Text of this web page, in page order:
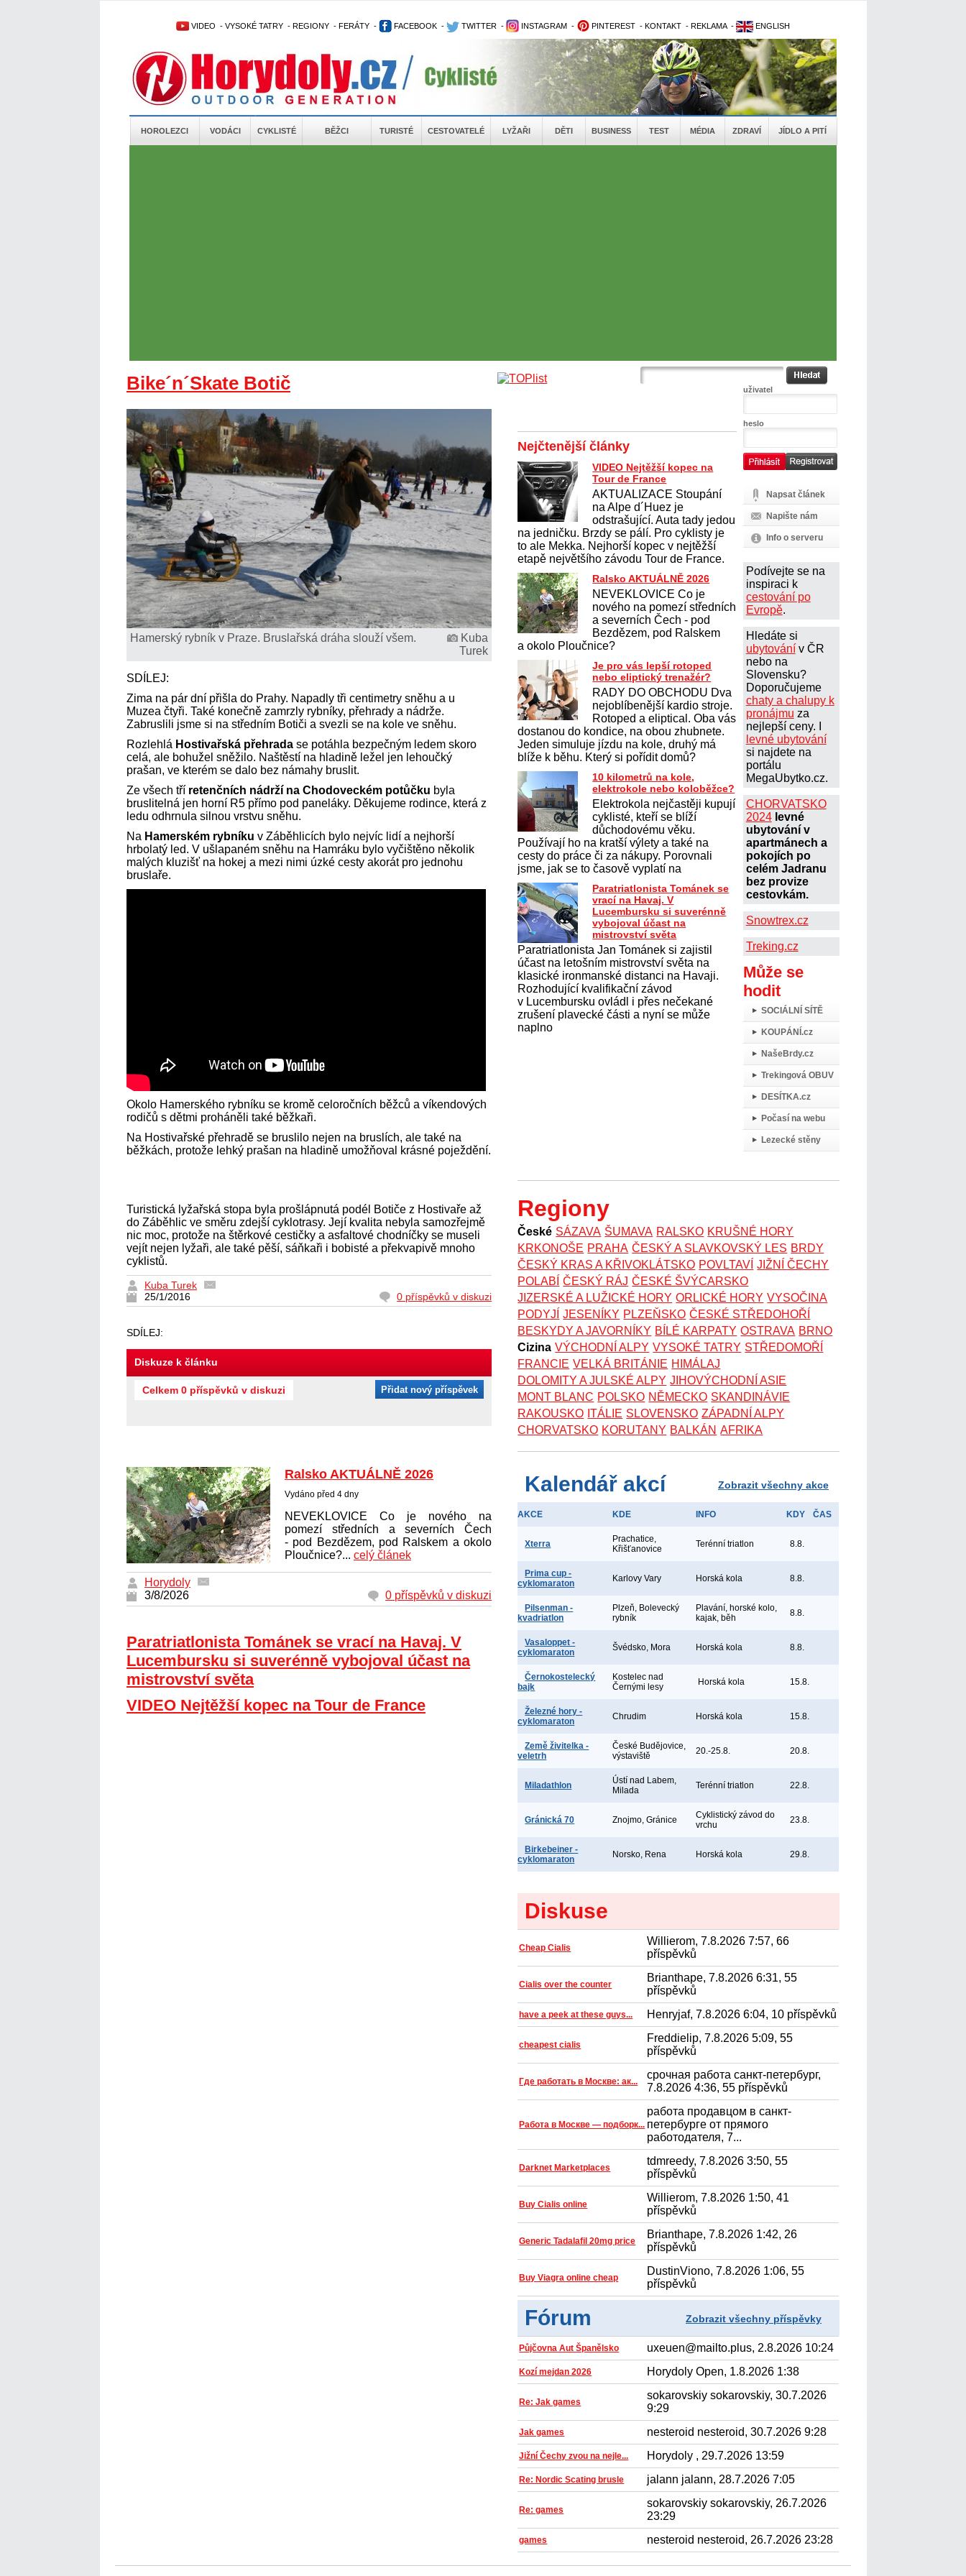
VIDEO - VYSOKÉ TATRY - REGIONY - FERÁTY - FACEBOOK - TWITTER - INSTAGRAM - PINTEREST - KONTAKT - REKLAMA - ENGLISH
HOROLEZCI VODÁCI CYKLISTÉ BĚŽCI TURISTÉ CESTOVATELÉ LYŽAŘI DĚTI BUSINESS TEST MÉDIA ZDRAVÍ JÍDLO A PITÍ
Bike´n´Skate Botič
Hamerský rybník v Praze. Bruslařská dráha slouží všem.
Kuba
Turek
SDÍLEJ:
Zima na pár dní přišla do Prahy. Napadly tři centimetry sněhu a u
Muzea čtyři. Také konečně zamrzly rybníky, přehrady a nádrže.
Zabruslili jsme si na středním Botiči a svezli se na kole ve sněhu.
Rozlehlá Hostivařská přehrada se potáhla bezpečným ledem skoro
celá, ale bohužel sněžilo. Naštěstí na hladině ležel jen lehoučký
prašan, ve kterém se dalo bez námahy bruslit.
Ze všech tří retenčních nádrží na Chodoveckém potůčku byla
bruslitelná jen horní R5 přímo pod paneláky. Děkujeme rodince, která z
ledu odhrnula silnou vrstvu sněhu.
Na Hamerském rybníku v Záběhlicích bylo nejvíc lidí a nejhorší
hrbolatý led. V ušlapaném sněhu na Hamráku bylo vyčištěno několik
malých kluzišť na hokej a mezi nimi úzké cesty akorát pro jednohu
bruslaře.
Okolo Hamerského rybníku se kromě celoročních běžců a víkendových
rodičů s dětmi proháněli také běžkaři.
Na Hostivařské přehradě se bruslilo nejen na bruslích, ale také na
běžkách, protože lehký prašan na hladině umožňoval krásné poježdění.
Turistická lyžařská stopa byla prošlápnutá podél Botiče z Hostivaře až
do Záběhlic ve směru zdejší cyklotrasy. Její kvalita nebyla samozřejmě
nic moc, protože na štěrkové cestičky a asfaltové chodníčky se museli
vejít nejen lyžaři, ale také pěší, sáňkaři i bobisté a překvapivě mnoho
cyklistů.
Kuba Turek
25/1/2016
0 příspěvků v diskuzi
SDÍLEJ:
Diskuze k článku
Celkem 0 příspěvků v diskuzi Přidat nový příspěvek
Ralsko AKTUÁLNĚ 2026
Vydáno před 4 dny
NEVEKLOVICE Co je nového na
pomezí středních a severních Čech
- pod Bezdězem, pod Ralskem a okolo
Ploučnice?... celý článek
Horydoly
3/8/2026
0 příspěvků v diskuzi
Paratriatlonista Tománek se vrací na Havaj. V
Lucembursku si suverénně vybojoval účast na
mistrovství světa
VIDEO Nejtěžší kopec na Tour de France
uživatel
heslo
Napsat článek
Napište nám
Info o serveru
Podívejte se na
inspiraci k
cestování po
Evropě.
Hledáte si
ubytovánív ČR
nebo na
Slovensku?
Doporučujeme
chaty a chalupy k
pronájmu za
nejlepší ceny. I
levné ubytování
si najdete na
portálu
MegaUbytko.cz.
CHORVATSKO
2024 levné
ubytování v
apartmánech a
pokojích po
celém Jadranu
bez provize
cestovkám.
Snowtrex.cz
Treking.cz
Může se
hodit
SOCIÁLNÍ SÍTĚ
KOUPÁNÍ.cz
NašeBrdy.cz
Trekingová OBUV
DESÍTKA.cz
Počasí na webu
Lezecké stěny
Nejčtenější články
VIDEO Nejtěžší kopec na
Tour de France
AKTUALIZACE Stoupání
na Alpe d´Huez je
odstrašující. Auta tady jedou
na jedničku. Brzdy se pálí. Pro cyklisty je
to ale Mekka. Nejhorší kopec v nejtěžší
etapě největšího závodu Tour de France.
Ralsko AKTUÁLNĚ 2026
NEVEKLOVICE Co je
nového na pomezí středních
a severních Čech - pod
Bezdězem, pod Ralskem
a okolo Ploučnice?
Je pro vás lepší rotoped
nebo eliptický trenažér?
RADY DO OBCHODU Dva
nejoblíbenější kardio stroje.
Rotoped a eliptical. Oba vás
dostanou do kondice, na obou zhubnete.
Jeden simuluje jízdu na kole, druhý má
blíže k běhu. Který si pořídit domů?
10 kilometrů na kole,
elektrokole nebo koloběžce?
Elektrokola nejčastěji kupují
cyklisté, kteří se blíží
důchodovému věku.
Používají ho na kratší výlety a také na
cesty do práce či za nákupy. Porovnali
jsme, jak se to časově vyplatí na
Paratriatlonista Tománek se
vrací na Havaj. V
Lucembursku si suverénně
vybojoval účast na
mistrovství světa
Paratriatlonista Jan Tománek si zajistil
účast na letošním mistrovství světa na
klasické ironmanské distanci na Havaji.
Rozhodující kvalifikační závod
v Lucembursku ovládl i přes nečekané
zrušení plavecké části a nyní se může
naplno
Regiony
České SÁZAVA ŠUMAVA RALSKO KRUŠNÉ HORY
KRKONOŠE PRAHA ČESKÝ A SLAVKOVSKÝ LES BRDY
ČESKÝ KRAS A KŘIVOKLÁTSKO POVLTAVÍ JIŽNÍ ČECHY
POLABÍ
ČESKÝ RÁJ ČESKÉ ŠVÝCARSKO
JIZERSKÉ A LUŽICKÉ HORY ORLICKÉ HORY VYSOČINA
PODYJÍ
JESENÍKY PLZEŇSKO ČESKÉ STŘEDOHOŘÍ
BESKYDY A JAVORNÍKY BÍLÉ KARPATY OSTRAVA BRNO
Cizina VÝCHODNÍ ALPY VYSOKÉ TATRY STŘEDOMOŘÍ
FRANCIE VELKÁ BRITÁNIE HIMÁLAJ
DOLOMITY A JULSKÉ ALPY JIHOVÝCHODNÍ ASIE
MONT BLANC POLSKO NĚMECKO SKANDINÁVIE
RAKOUSKO ITÁLIE SLOVENSKO ZÁPADNÍ ALPY
CHORVATSKO KORUTANY BALKÁN AFRIKA
Kalendář akcí Zobrazit všechny akce
AKCE KDE INFO KDY ČAS
Xterra
Prachatice,
Křišťanovice
Terénní triatlon 8.8.
Prima cup -
cyklomaraton
Karlovy Vary Horská kola 8.8.
Pilsenman -
kvadriatlon
Plzeň, Bolevecký
rybník
Plavání, horské kolo,
kajak, běh
8.8.
Vasaloppet -
cyklomaraton
Švédsko, Mora Horská kola 8.8.
Černokostelecký
bajk
Kostelec nad
Černými lesy
Horská kola 15.8.
Železné hory -
cyklomaraton
Chrudim Horská kola 15.8.
Země živitelka -
veletrh
České Budějovice,
výstaviště
20.-25.8. 20.8.
Miladathlon
Ústí nad Labem,
Milada
Terénní triatlon 22.8.
Gránická 70 Znojmo, Gránice
Cyklistický závod do
vrchu
23.8.
Birkebeiner -
cyklomaraton
Norsko, Rena Horská kola 29.8.
Diskuse
Cheap Cialis
Willierom, 7.8.2026 7:57, 66
příspěvků
Cialis over the counter
Brianthape, 7.8.2026 6:31, 55
příspěvků
have a peek at these guys... Henryjaf, 7.8.2026 6:04, 10 příspěvků
cheapest cialis
Freddielip, 7.8.2026 5:09, 55
příspěvků
Где работать в Москве: ак...
срочная работа санкт-петербург,
7.8.2026 4:36, 55 příspěvků
Работа в Москве — подборк...
работа продавцом в санкт-
петербурге от прямого
работодателя, 7...
Darknet Marketplaces
tdmreedy, 7.8.2026 3:50, 55
příspěvků
Buy Cialis online
Willierom, 7.8.2026 1:50, 41
příspěvků
Generic Tadalafil 20mg price
Brianthape, 7.8.2026 1:42, 26
příspěvků
Buy Viagra online cheap
DustinViono, 7.8.2026 1:06, 55
příspěvků
Fórum Zobrazit všechny příspěvky
Půjčovna Aut Španělsko uxeuen@mailto.plus, 2.8.2026 10:24
Kozí mejdan 2026 Horydoly Open, 1.8.2026 1:38
Re: Jak games
sokarovskiy sokarovskiy, 30.7.2026
9:29
Jak games nesteroid nesteroid, 30.7.2026 9:28
Jižní Čechy zvou na nejle... Horydoly , 29.7.2026 13:59
Re: Nordic Scating brusle jalann jalann, 28.7.2026 7:05
Re: games
sokarovskiy sokarovskiy, 26.7.2026
23:29
games nesteroid nesteroid, 26.7.2026 23:28